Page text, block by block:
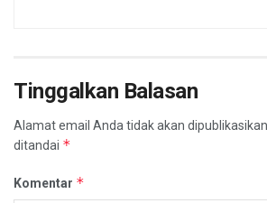
Tinggalkan Balasan
Alamat email Anda tidak akan dipublikasikan.
ditandai *
Komentar *